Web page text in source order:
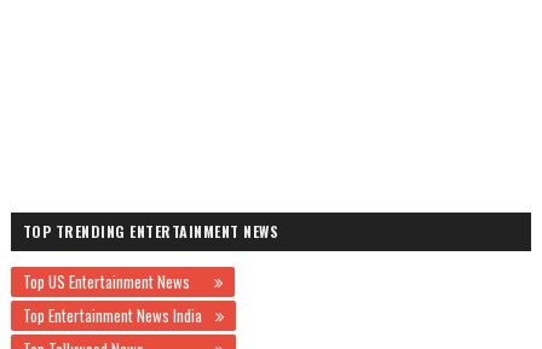
TOP TRENDING ENTERTAINMENT NEWS
Top US Entertainment News
Top Entertainment News India